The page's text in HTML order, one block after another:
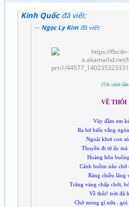
Kinh Quốcđã viết:
Ngọc Ly Kim đã viết:
(Tức cảnh tấm
VỀ THÔI
Váy đầm em
Ra bờ biển vắng
Ngoài khơi con
Thuyền đi từ ấy mà
Hoàng hôn
Cánh buồm nâu chở
Ráng chiều lãng
Trăng vàng chấp chới,
Về thôi! trời đã
Chờ mong gì nữa...gọi